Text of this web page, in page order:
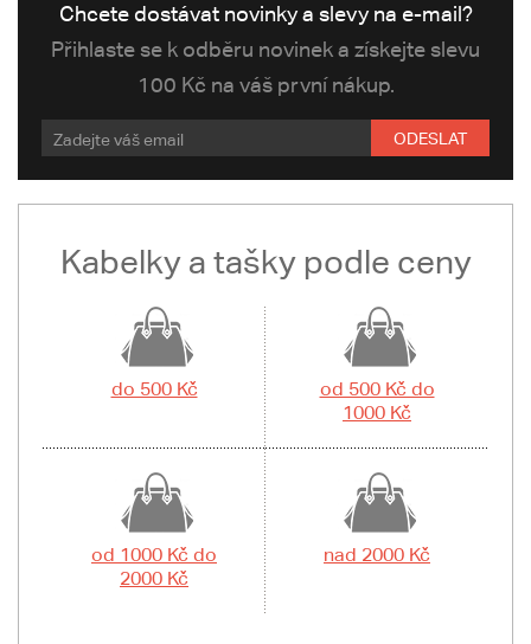
Chcete dostávat novinky a slevy na e-mail?
Přihlaste se k odběru novinek a získejte slevu
100 Kč na váš první nákup.
ODESLAT
Kabelky a tašky podle ceny
do 500 Kč
od 500 Kč do
1000 Kč
od 1000 Kč do
2000 Kč
nad 2000 Kč